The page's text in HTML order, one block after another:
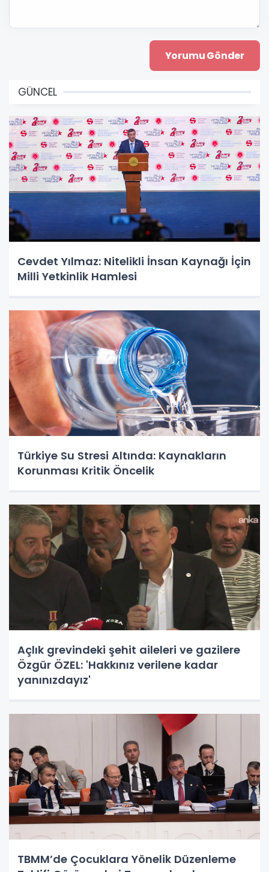
GÜNCEL
Cevdet Yılmaz: Nitelikli İnsan Kaynağı İçin
Milli Yetkinlik Hamlesi
Türkiye Su Stresi Altında: Kaynakların
Korunması Kritik Öncelik
Açlık grevindeki şehit aileleri ve gazilere
Özgür ÖZEL: 'Hakkınız verilene kadar
yanınızdayız'
TBMM’de Çocuklara Yönelik Düzenleme